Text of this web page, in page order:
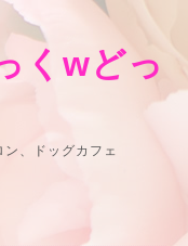
くwどっ
、ドッグカフェ